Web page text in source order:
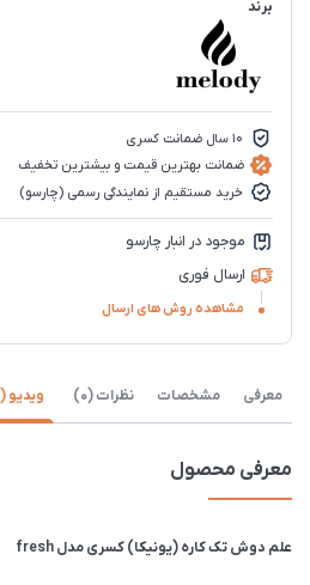
برند
10 سال ضمانت کسری
ضمانت بهترین قیمت و بیشترین تخفیف
خرید مستقیم از نمایندگی رسمی (چارسو)
موجود در انبار چارسو
ارسال فوری
مشاهده روش های ارسال
معرفی مشخصات نظرات (0) ویدیو (7)
معرفی محصول
علم دوش تک کاره (یونیکا) کسری مدل fresh